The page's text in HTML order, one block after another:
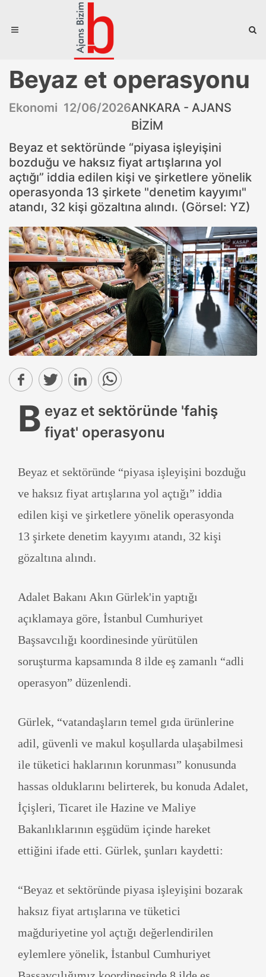
Beyaz et operasyonu
Ekonomi 12/06/2026ANKARA - AJANS
BİZİM
Beyaz et sektöründe “piyasa işleyişini
bozduğu ve haksız fiyat artışlarına yol
açtığı” iddia edilen kişi ve şirketlere yönelik
operasyonda 13 şirkete "denetim kayyımı"
atandı, 32 kişi gözaltına alındı. (Görsel: YZ)
B eyaz et sektöründe 'fahiş
fiyat' operasyonu
Beyaz et sektöründe “piyasa işleyişini bozduğu
ve haksız fiyat artışlarına yol açtığı” iddia
edilen kişi ve şirketlere yönelik operasyonda
13 şirkete denetim kayyımı atandı, 32 kişi
gözaltına alındı.
Adalet Bakanı Akın Gürlek'in yaptığı
açıklamaya göre, İstanbul Cumhuriyet
Başsavcılığı koordinesinde yürütülen
soruşturma kapsamında 8 ilde eş zamanlı “adli
operasyon” düzenlendi.
Gürlek, “vatandaşların temel gıda ürünlerine
adil, güvenli ve makul koşullarda ulaşabilmesi
ile tüketici haklarının korunması” konusunda
hassas olduklarını belirterek, bu konuda Adalet,
İçişleri, Ticaret ile Hazine ve Maliye
Bakanlıklarının eşgüdüm içinde hareket
ettiğini ifade etti. Gürlek, şunları kaydetti:
“Beyaz et sektöründe piyasa işleyişini bozarak
haksız fiyat artışlarına ve tüketici
mağduriyetine yol açtığı değerlendirilen
eylemlere yönelik, İstanbul Cumhuriyet